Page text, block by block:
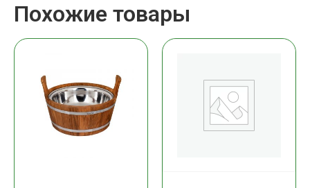
Похожие товары